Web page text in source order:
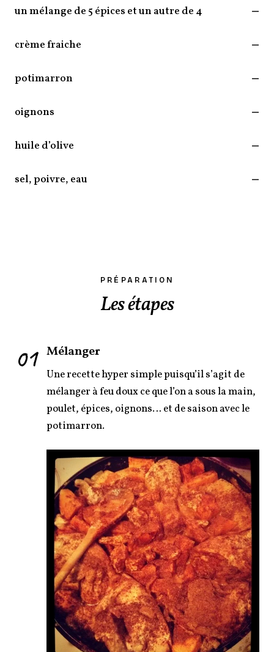
un mélange de 5 épices et un autre de 4 —
crème fraiche —
potimarron —
oignons —
huile d’olive —
sel, poivre, eau —
PRÉPARATION
Les étapes
01 Mélanger
Une recette hyper simple puisqu’il s’agit de
mélanger à feu doux ce que l’on a sous la main,
poulet, épices, oignons… et de saison avec le
potimarron.